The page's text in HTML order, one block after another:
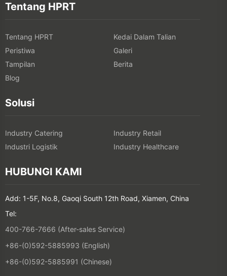
Tentang HPRT
Tentang HPRT
Kedai Dalam Talian
Peristiwa
Galeri
Tampilan
Berita
Blog
Solusi
Industry Catering
Industry Retail
Industri Logistik
Industry Healthcare
HUBUNGI KAMI
Add: 1-5F, No.8, Gaoqi South 12th Road, Xiamen, China
Tel:
400-766-7666 (After-sales Service)
+86-(0)592-5885993 (English)
+86-(0)592-5885991 (Chinese)